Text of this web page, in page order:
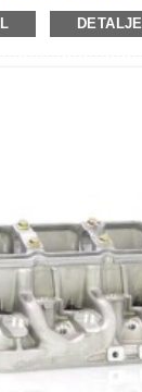
lange levetid"
DETALJE